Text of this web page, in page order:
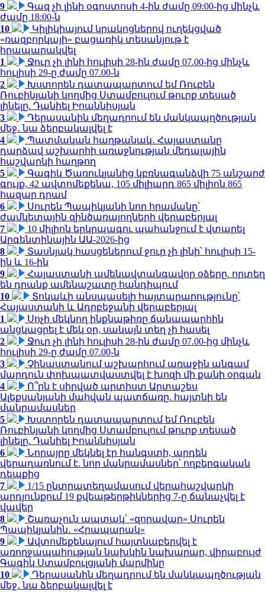
9
Գազ չի լինի օգոստոսի 4-ին ժամը 09:00-ից մինչև
ժամը 18:00-ն
10
Կիլիկիայում կրակոցներով ուղեկցված
«ռազբորկայի» բացառիկ տեսանյութ է
հրապարակվել
1
Ջուր չի լինի հուլիսի 28-ին ժամը 07.00-ից մինչև
հուլիսի 29-ը ժամը 07.00-ն
2
Խստորեն դատապարտում եմ Ռուբեն
Ռուբինյանի կողմից Ստամբուլում թուրք տեսած
լինելը. Դանիել Իոաննիսյան
3
Դերասանին մեղադրում են մանկապղծության
մեջ․ նա ձերբակալվել է
4
Պատմական հաղթանակ․ Հայաստանը
դարձավ աշխարհի առաջնության մեդալային
հաշվարկի հաղթող
5
Գագիկ Ծառուկյանից կբռնագանձվի 75 անշարժ
գույք, 42 ավտոմեքենա, 105 միլիարդ 865 միլիոն 865
հազար դրամ
6
Սուրեն Պապիկյանի նոր հրամանը՝
ժամկետային զինծառայողների վերաբերյալ
7
10 միլիոն երկրպագու պահանջում է վտարել
Արգենտինային ԱԱ-2026-ից
8
Տասնյակ հասցեներում ջուր չի լինի՝ հուլիսի 15-
ին և 16-ին
9
Հայաստանի ամենավտանգավոր օձերը. որտեղ
են դրանք ամենաշատը հանդիպում
10
Տոկաևի անսպասելի հայտարարությունը՝
Հայաստանի և Ադրբեջանի վերաբերյալ
1
Սոչի մեկնող ինքնաթիռը ճանապարհին
անցկացրել է մեկ օր, սակայն տեղ չի հասել
2
Ջուր չի լինի հուլիսի 28-ին ժամը 07.00-ից մինչև
հուլիսի 29-ը ժամը 07.00-ն
3
Չինաստանում աշխարհում առաջին անգամ
մարդուն փոխպատվաստվել է խոզի մի քանի օրգան
4
Ո՞րն է սիրված արտիստ Արտաշես
Ալեքսանյանի մահվան պատճառը. հայտնի են
մանրամասներ
5
Խստորեն դատապարտում եմ Ռուբեն
Ռուբինյանի կողմից Ստամբուլում թուրք տեսած
լինելը. Դանիել Իոաննիսյան
6
Նորայրը մեկնել էր հանգստի, արդեն
վերադառնում է. նոր մանրամասներ՝ ողբերգական
դեպքից
7
1/15 ընտրատեղամասում վերահաշվարկի
արդյունքում 19 քվեաթերթիկներից 7-ը ճանաչվել է
վավեր
8
Շառաչուն ապտակ՝ «զորավար» Սուրեն
Պապիկյանին․ «Հրապարակ»
9
Ավտոմեքենայում հայտնաբերվել է
առողջապահության նախկին նախարար, վիրաբույժ
Գագիկ Ստամբուլցյանի մարմինը
10
Դերասանին մեղադրում են մանկապղծության
մեջ․ նա ձերբակալվել է